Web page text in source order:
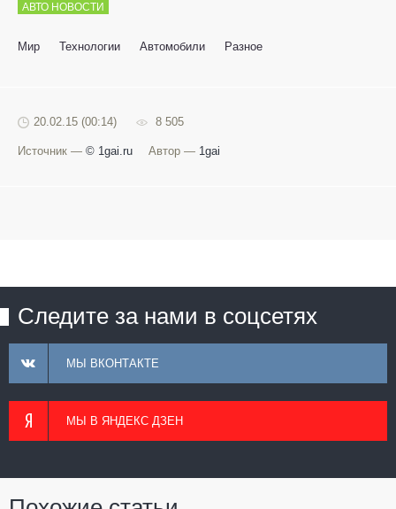
АВТО НОВОСТИ
Мир Технологии Автомобили Разное
20.02.15 (00:14) 8 505
Источник — © 1gai.ru Автор — 1gai
Следите за нами в соцсетях
МЫ ВКОНТАКТЕ
МЫ В ЯНДЕКС ДЗЕН